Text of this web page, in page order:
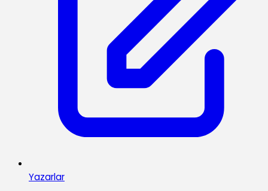
Yazarlar